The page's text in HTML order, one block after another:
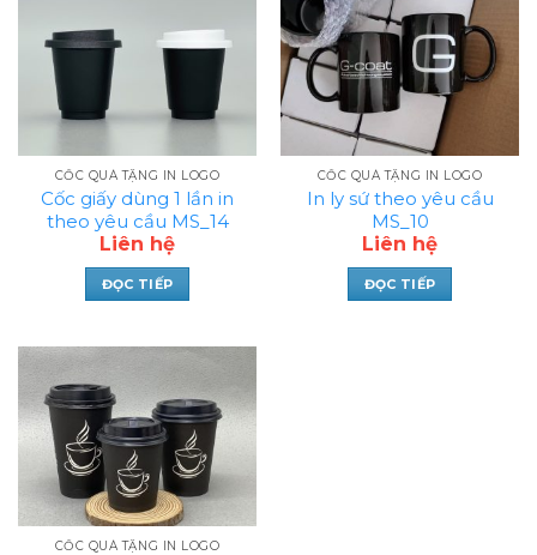
CỐC QUÀ TẶNG IN LOGO
Cốc giấy dùng 1 lần in
theo yêu cầu MS_14
Liên hệ
ĐỌC TIẾP
CỐC QUÀ TẶNG IN LOGO
In ly sứ theo yêu cầu
MS_10
Liên hệ
ĐỌC TIẾP
CỐC QUÀ TẶNG IN LOGO